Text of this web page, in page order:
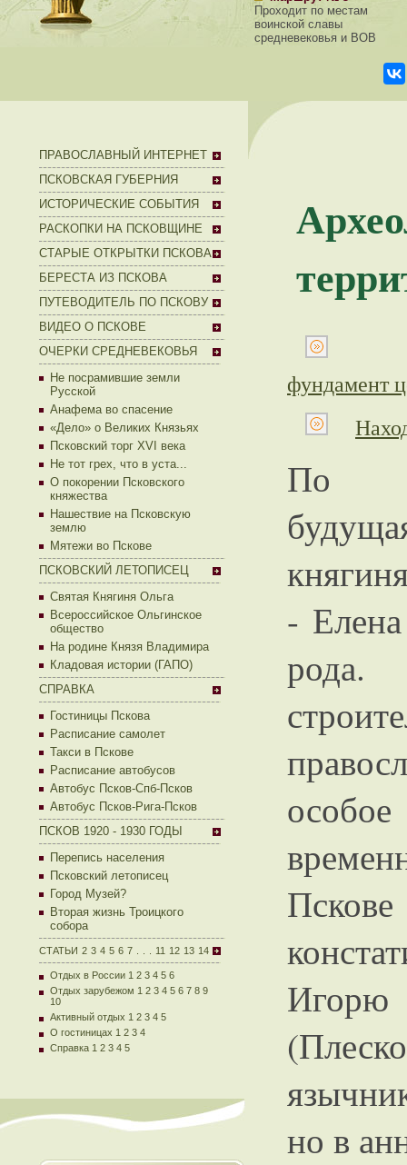
Проходит по местам
воинской славы
средневековья и ВОВ
ПРАВОСЛАВНЫЙ ИНТЕРНЕТ
ПСКОВСКАЯ ГУБЕРНИЯ
ИСТОРИЧЕСКИЕ СОБЫТИЯ
РАСКОПКИ НА ПСКОВЩИНЕ
СТАРЫЕ ОТКРЫТКИ ПСКОВА
БЕРЕСТА ИЗ ПСКОВА
ПУТЕВОДИТЕЛЬ ПО ПСКОВУ
ВИДЕО О ПСКОВЕ
ОЧЕРКИ СРЕДНЕВЕКОВЬЯ
Не посрамившие земли
Русской
Анафема во спасение
«Дело» о Великих Князьях
Псковский торг XVI века
Не тот грех, что в уста...
О покорении Псковского
княжества
Нашествие на Псковскую
землю
Мятежи во Пскове
ПСКОВСКИЙ ЛЕТОПИСЕЦ
Святая Княгиня Ольга
Всероссийское Ольгинское
общество
На родине Князя Владимира
Кладовая истории (ГАПО)
СПРАВКА
Гостиницы Пскова
Расписание самолет
Такси в Пскове
Расписание автобусов
Автобус Псков-Спб-Псков
Автобус Псков-Рига-Псков
ПСКОВ 1920 - 1930 ГОДЫ
Перепись населения
Псковский летописец
Город Музей?
Вторая жизнь Троицкого
собора
СТАТЬИ 2 3 4 5 6 7 11 12 13 14
Отдых в России 1 2 3 4 5 6
Отдых зарубежом 1 2 3 4 5 6 7 8 9
10
Активный отдых 1 2 3 4 5
О гостиницах 1 2 3 4
Справка 1 2 3 4 5
фундамент
По
-
но в